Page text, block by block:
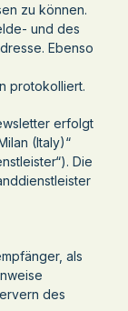
zu können.
und des
Ebenso
protokolliert.
erfolgt
(Italy)“
Die
als
des